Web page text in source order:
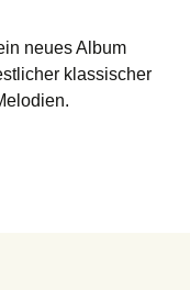
neues Album
klassischer